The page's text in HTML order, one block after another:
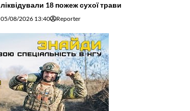
ліквідували 18 пожеж сухої трави
05/08/2026 13:40 Reporter